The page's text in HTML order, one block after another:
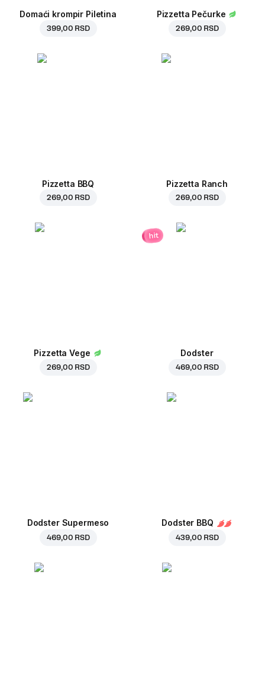
Domaći krompir Piletina
399,00 RSD
Pizzetta Pečurke
269,00 RSD
Pizzetta BBQ
269,00 RSD
Pizzetta Ranch
269,00 RSD
Pizzetta Vege
269,00 RSD
hit
Dodster
469,00 RSD
Dodster Supermeso
469,00 RSD
Dodster BBQ
439,00 RSD